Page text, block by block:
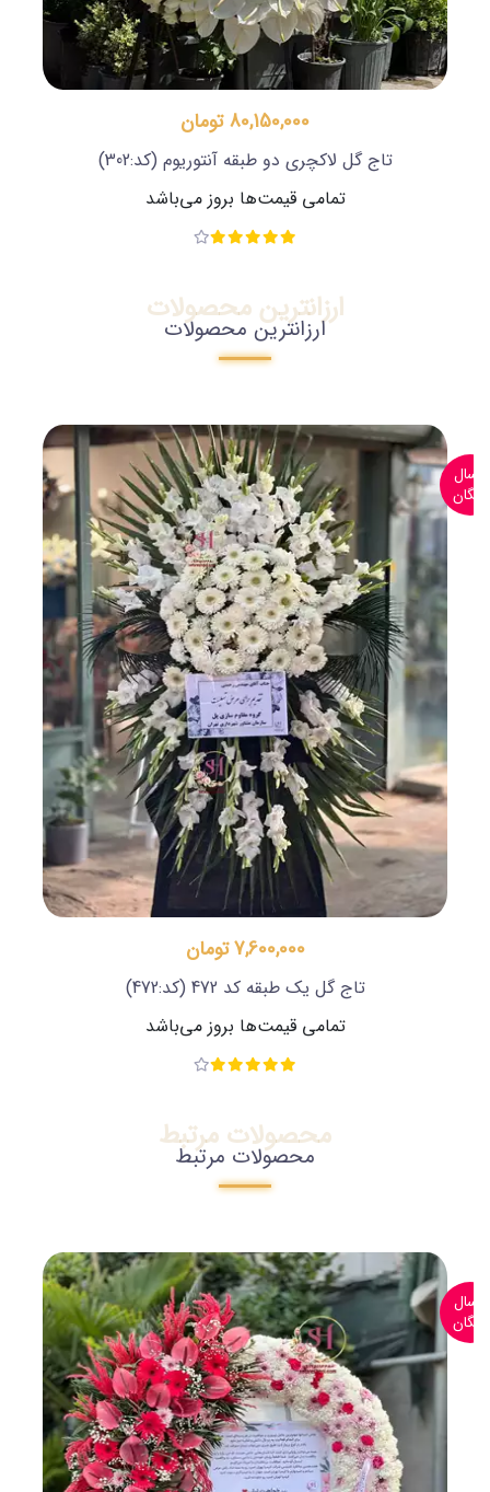
80,150,000 تومان
تاج گل لاکچری دو طبقه آنتوریوم (کد:302)
تمامی قیمت‌ها بروز می‌باشد
ارزانترین محصولات
ارزانترین محصولات
ارسال
رایگان
7,600,000 تومان
تاج گل یک طبقه کد 472
(کد:472)
تمامی قیمت‌ها بروز می‌باشد
محصولات مرتبط
محصولات مرتبط
ارسال
رایگان